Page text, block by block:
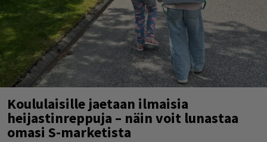
Koululaisille jaetaan ilmaisia
heijastinreppuja – näin voit lunastaa
omasi S-marketista